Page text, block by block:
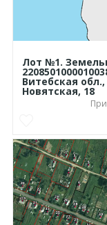
Лот №1.
Витебская
Новятская, 18